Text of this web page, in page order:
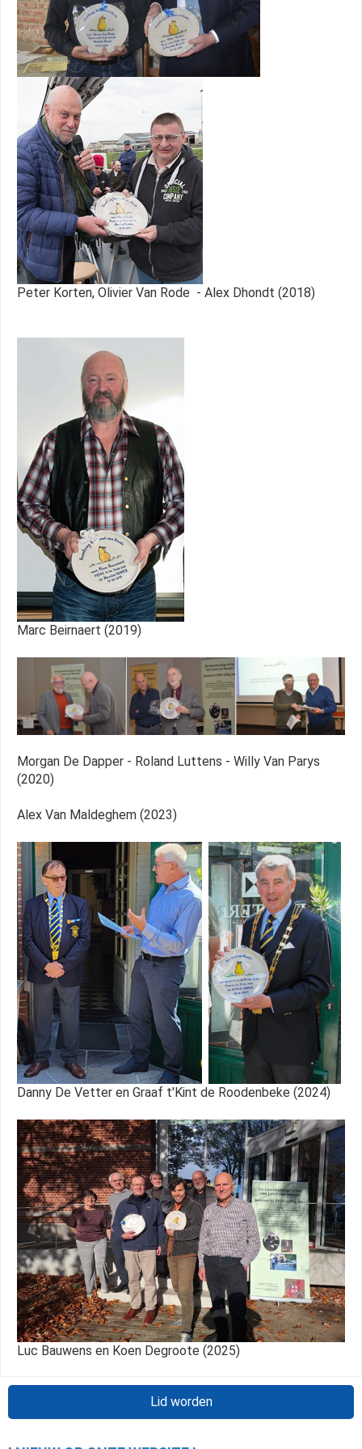
Peter Korten, Olivier Van Rode - Alex Dhondt (2018)
Marc Beirnaert (2019)
Morgan De Dapper - Roland Luttens - Willy Van Parys
(2020)
Alex Van Maldeghem (2023)
Danny De Vetter en Graaf t'Kint de Roodenbeke (2024)
Luc Bauwens en Koen Degroote (2025)
Lid worden